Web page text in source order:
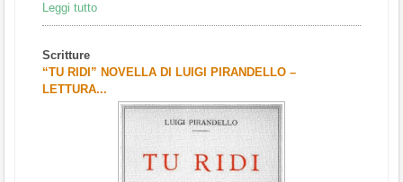
Leggi tutto
Scritture
“TU RIDI” NOVELLA DI LUIGI PIRANDELLO –
LETTURA...